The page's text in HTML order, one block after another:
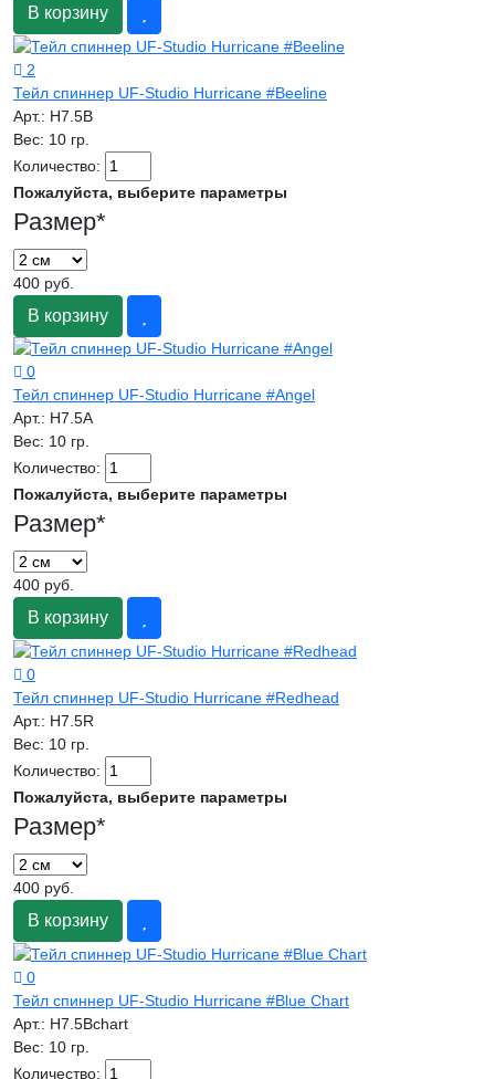
В корзину
2
Тейл спиннер UF-Studio Hurricane #Beeline
Арт.: H7.5B
Вес: 10 гр.
Количество:
Пожалуйста, выберите параметры
Размер*
400 руб.
В корзину
0
Тейл спиннер UF-Studio Hurricane #Angel
Арт.: H7.5A
Вес: 10 гр.
Количество:
Пожалуйста, выберите параметры
Размер*
400 руб.
В корзину
0
Тейл спиннер UF-Studio Hurricane #Redhead
Арт.: H7.5R
Вес: 10 гр.
Количество:
Пожалуйста, выберите параметры
Размер*
400 руб.
В корзину
0
Тейл спиннер UF-Studio Hurricane #Blue Chart
Арт.: H7.5Bchart
Вес: 10 гр.
Количество: